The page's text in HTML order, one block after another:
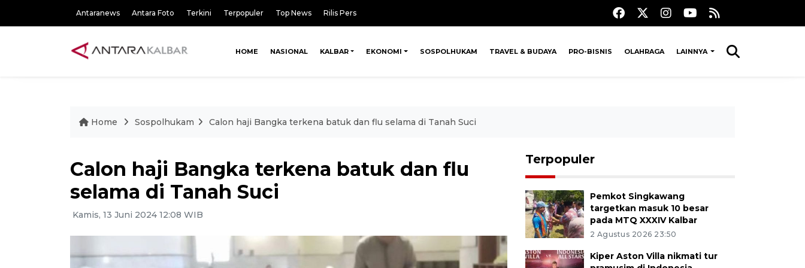
Antaranews Antara Foto Terkini Terpopuler Top News Rilis Pers
HOME NASIONAL KALBAR EKONOMI SOSPOLHUKAM TRAVEL & BUDAYA PRO-BISNIS OLAHRAGA LAINNYA
Home Sospolhukam Calon haji Bangka terkena batuk dan flu selama di Tanah Suci
Calon haji Bangka terkena batuk dan flu
selama di Tanah Suci
Kamis, 13 Juni 2024 12:08 WIB
Terpopuler
Pemkot Singkawang
targetkan masuk 10 besar
pada MTQ XXXIV Kalbar
2 Agustus 2026 23:50
Kiper Aston Villa nikmati tur